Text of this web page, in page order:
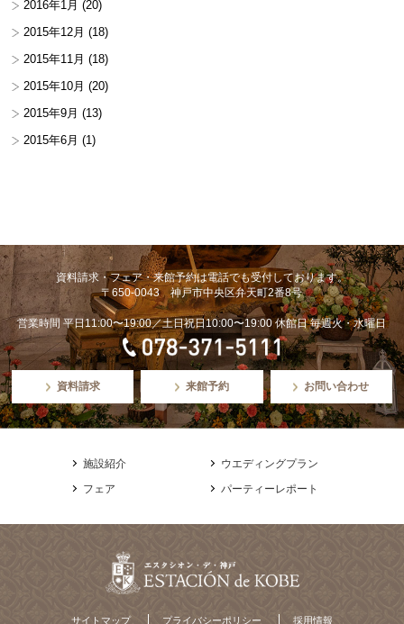
2016年1月 (20)
2015年12月 (18)
2015年11月 (18)
2015年10月 (20)
2015年9月 (13)
2015年6月 (1)
資料請求・フェア・来館予約は電話でも受付しております。
〒650-0043 神戸市中央区弁天町2番8号
営業時間 平日11:00〜19:00／土日祝日10:00〜19:00 休館日 毎週火・水曜日
資料請求 来館予約 お問い合わせ
施設紹介
ウエディングプラン
フェア
パーティーレポート
サイトマップ プライバシーポリシー 採用情報